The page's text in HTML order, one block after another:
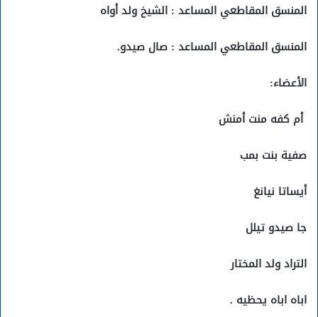
المنسق المقاطعي المساعد : الشيخ ولد أواه
المنسق المقاطعي المساعد : صال صيدو.
الأعضاء:
أم كفه منت أمنش
صفية بنت بمب
أيساتا نيانغ
جا صيدو تيلل
التراد ولد المختار
اباه اباه يحظيه .